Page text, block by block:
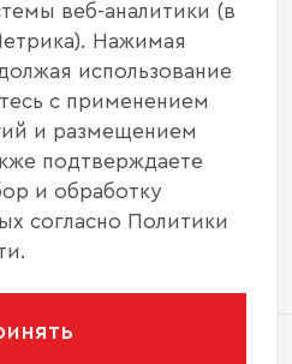
ул. Рябова, д. 31
Центр» - Все права
веб-аналитики (в
Нажимая
использование
с применением
и размещением
подтверждаете
и обработку
согласно Политики